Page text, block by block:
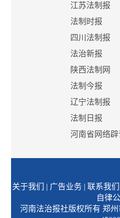
江苏法制报
法制时报
四川法制报
法治新报
陕西法制网
法制今报
辽宁法制报
法制日报
河南省网络
关于我们 | 广告业务| 联系我们
自律
河南法治报社版权所有 郑州